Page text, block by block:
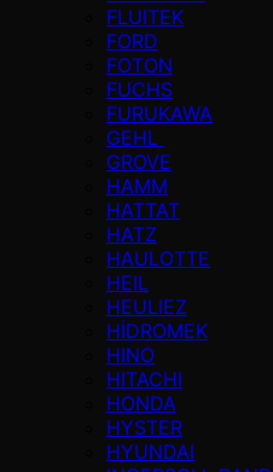
FLUITEK
FORD
FOTON
FUCHS
FURUKAWA
GEHL
GROVE
HAMM
HATTAT
HATZ
HAULOTTE
HEIL
HEULIEZ
HİDROMEK
HINO
HITACHI
HONDA
HYSTER
HYUNDAI